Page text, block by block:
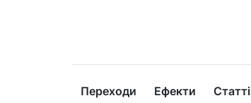
Переходи Ефекти Статті